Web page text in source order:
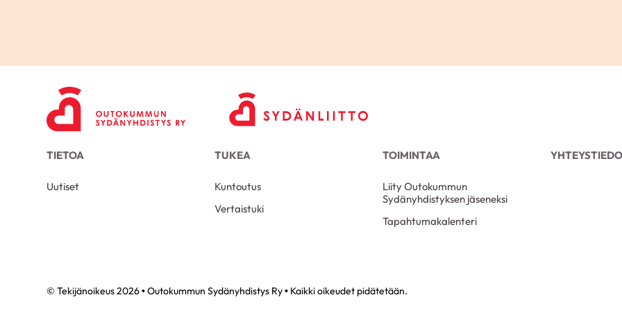
TIETOA
Uutiset
TUKEA
Kuntoutus
Vertaistuki
TOIMINTAA
Liity Outokummun
Sydänyhdistyksen jäseneksi
Tapahtumakalenteri
© Tekijänoikeus 2026 • Outokummun Sydänyhdistys Ry • Kaikki oikeudet pidätetään.